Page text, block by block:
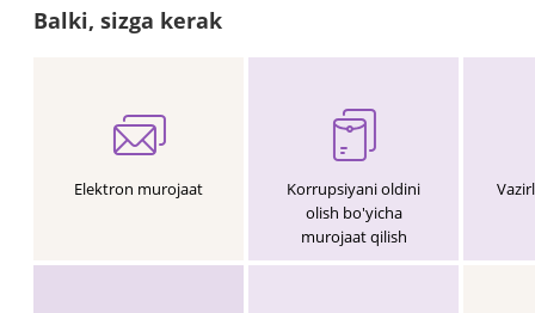
Balki, sizga kerak
Elektron murojaat
Korrupsiyani oldini
olish bo'yicha
murojaat qilish